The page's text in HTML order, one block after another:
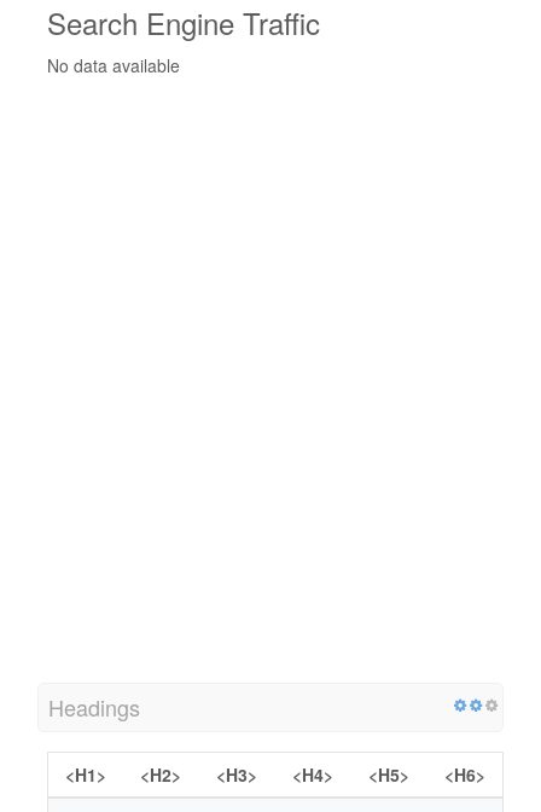
Search Engine Traffic
No data available
Headings
<H1> <H2> <H3> <H4> <H5>
<H6>